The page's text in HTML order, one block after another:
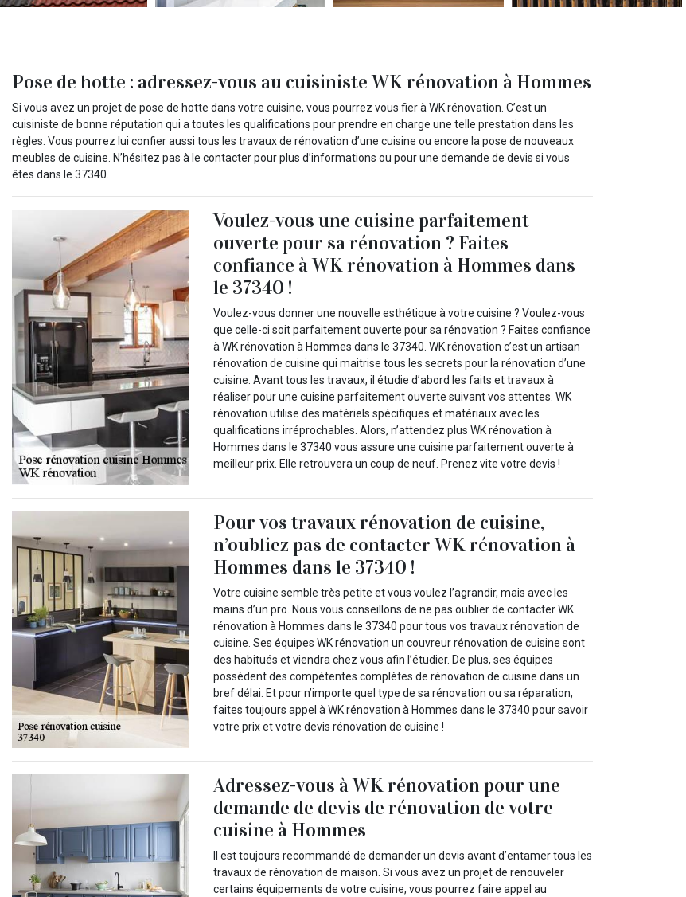
Pose de hotte : adressez-vous au cuisiniste WK rénovation à Hommes
Si vous avez un projet de pose de hotte dans votre cuisine, vous pourrez vous fier à WK rénovation. C’est un
cuisiniste de bonne réputation qui a toutes les qualifications pour prendre en charge une telle prestation dans les
règles. Vous pourrez lui confier aussi tous les travaux de rénovation d’une cuisine ou encore la pose de nouveaux
meubles de cuisine. N’hésitez pas à le contacter pour plus d’informations ou pour une demande de devis si vous
êtes dans le 37340.
Voulez-vous une cuisine parfaitement
ouverte pour sa rénovation ? Faites
confiance à WK rénovation à Hommes dans
le 37340 !
Voulez-vous donner une nouvelle esthétique à votre cuisine ? Voulez-vous
que celle-ci soit parfaitement ouverte pour sa rénovation ? Faites confiance
à WK rénovation à Hommes dans le 37340. WK rénovation c’est un artisan
rénovation de cuisine qui maitrise tous les secrets pour la rénovation d’une
cuisine. Avant tous les travaux, il étudie d’abord les faits et travaux à
réaliser pour une cuisine parfaitement ouverte suivant vos attentes. WK
rénovation utilise des matériels spécifiques et matériaux avec les
qualifications irréprochables. Alors, n’attendez plus WK rénovation à
Hommes dans le 37340 vous assure une cuisine parfaitement ouverte à
meilleur prix. Elle retrouvera un coup de neuf. Prenez vite votre devis !
Pour vos travaux rénovation de cuisine,
n’oubliez pas de contacter WK rénovation à
Hommes dans le 37340 !
Votre cuisine semble très petite et vous voulez l’agrandir, mais avec les
mains d’un pro. Nous vous conseillons de ne pas oublier de contacter WK
rénovation à Hommes dans le 37340 pour tous vos travaux rénovation de
cuisine. Ses équipes WK rénovation un couvreur rénovation de cuisine sont
des habitués et viendra chez vous afin l’étudier. De plus, ses équipes
possèdent des compétentes complètes de rénovation de cuisine dans un
bref délai. Et pour n’importe quel type de sa rénovation ou sa réparation,
faites toujours appel à WK rénovation à Hommes dans le 37340 pour savoir
votre prix et votre devis rénovation de cuisine !
Adressez-vous à WK rénovation pour une
demande de devis de rénovation de votre
cuisine à Hommes
Il est toujours recommandé de demander un devis avant d’entamer tous les
travaux de rénovation de maison. Si vous avez un projet de renouveler
certains équipements de votre cuisine, vous pourrez faire appel au